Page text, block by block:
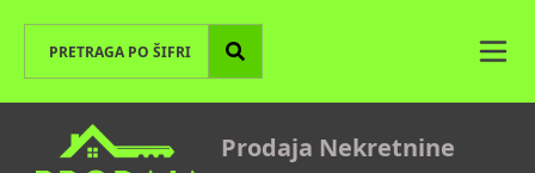
Prodaja Nekretnine